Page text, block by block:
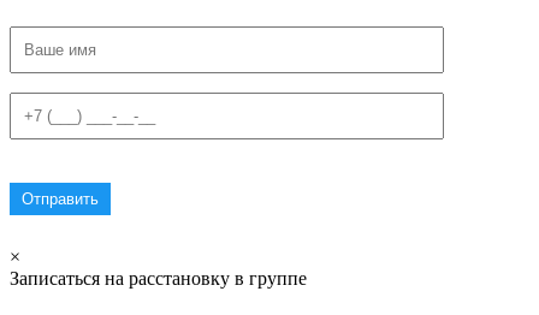
×
Записаться на расстановку в группе